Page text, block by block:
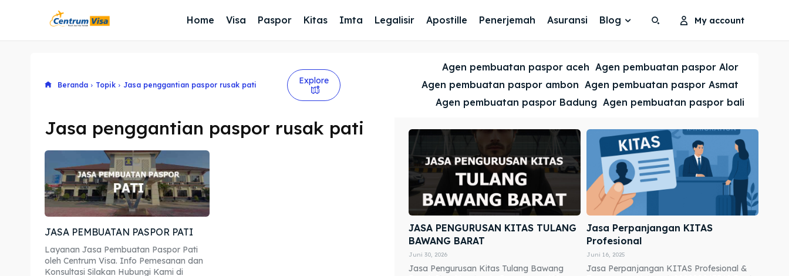
Home Visa Paspor Kitas Imta Legalisir Apostille Penerjemah Asuransi Blog My account
Beranda Topik Jasa penggantian paspor rusak pati Explore
Agen pembuatan paspor aceh Agen pembuatan paspor Alor
Agen pembuatan paspor ambon Agen pembuatan paspor Asmat
Agen pembuatan paspor Badung Agen pembuatan paspor bali
Jasa penggantian paspor rusak pati
JASA PEMBUATAN PASPOR PATI
Layanan Jasa Pembuatan Paspor Pati
oleh Centrum Visa. Info Pemesanan dan
Konsultasi Silakan Hubungi Kami di
JASA PENGURUSAN KITAS TULANG
BAWANG BARAT
Juni 30, 2026
Jasa Pengurusan Kitas Tulang Bawang
Jasa Perpanjangan KITAS
Profesional
Juni 16, 2025
Jasa Perpanjangan KITAS Profesional &